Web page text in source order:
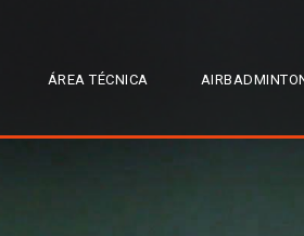
ÁREA TÉCNICA